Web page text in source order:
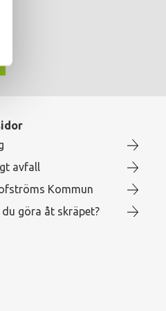
avfall
Kommun
göra åt skräpet?